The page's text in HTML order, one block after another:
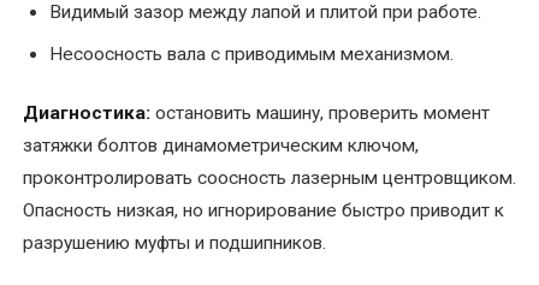
Видимый зазор между лапой и плитой при работе.
Несоосность вала с приводимым механизмом.
Диагностика: остановить машину, проверить момент
затяжки болтов динамометрическим ключом,
проконтролировать соосность лазерным центровщиком.
Опасность низкая, но игнорирование быстро приводит к
разрушению муфты и подшипников.